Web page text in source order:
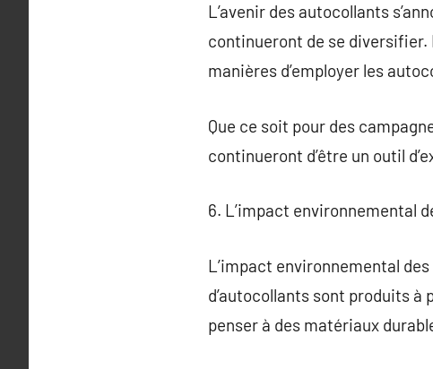
L’avenir des autocollants
continueront de se
manières d’employer les
Que ce soit pour des
continueront d’être un outil
6. L’impact environnemental
L’impact environnemental
d’autocollants sont produits
penser à des matériaux